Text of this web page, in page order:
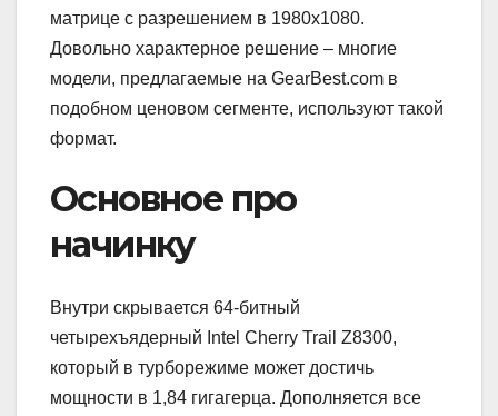
матрице с разрешением в 1980х1080.
Довольно характерное решение – многие
модели, предлагаемые на GearBest.com в
подобном ценовом сегменте, используют такой
формат.
Основное про
начинку
Внутри скрывается 64-битный
четырехъядерный Intel Cherry Trail Z8300,
который в турборежиме может достичь
мощности в 1,84 гигагерца. Дополняется все